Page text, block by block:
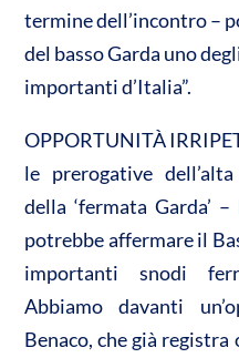
termine dell’incontro –
del basso Garda uno
importanti d’Italia”.
OPPORTUNITÀ
le prerogative
della ‘fermata Garda’
potrebbe affermare il
importanti snodi
Abbiamo davanti
Benaco, che già